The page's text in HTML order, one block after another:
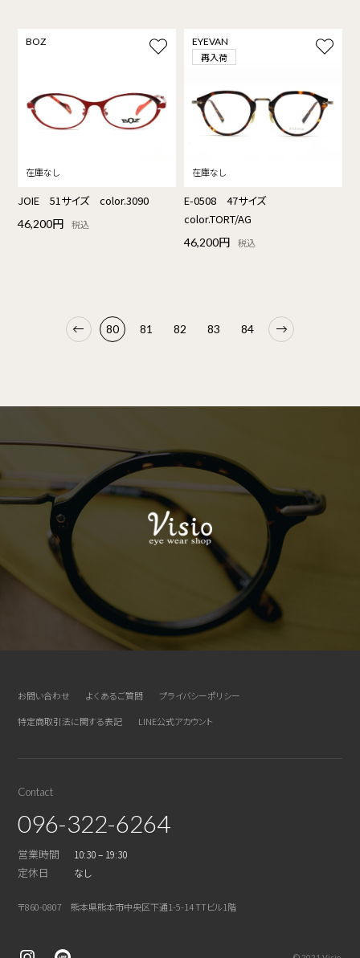
BOZ
JOIE 51サイズ color.3090
46,200円 税込
EYEVAN
再入荷
E-0508 47サイズ
color.TORT/AG
46,200円 税込
80 81 82 83 84
お問い合わせ よくあるご質問
プライバシーポリシー
特定商取引法に関する表記
LINE公式アカウント
Contact
096-322-6264
営業時間 10:30 – 19:30
定休日 なし
〒860-0807 熊本県熊本市中央区下通1-5-14 TTビル1階